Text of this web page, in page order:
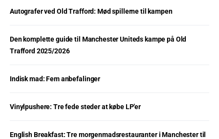
Autografer ved Old Trafford: Mød spillerne til kampen
Den komplette guide til Manchester Uniteds kampe på Old
Trafford 2025/2026
Indisk mad: Fem anbefalinger
Vinylpushere: Tre fede steder at købe LP’er
English Breakfast: Tre morgenmadsrestauranter i Manchester til